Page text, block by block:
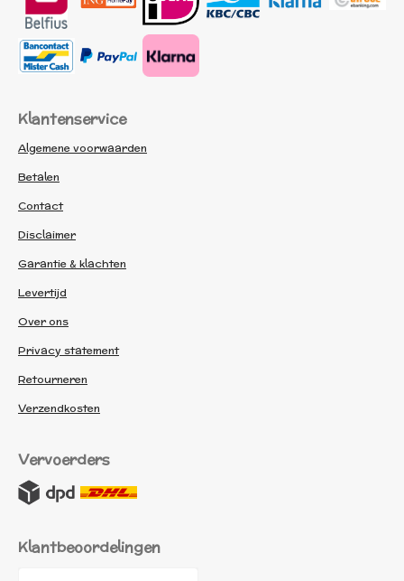
Klantenservice
Algemene voorwaarden
Betalen
Contact
Disclaimer
Garantie & klachten
Levertijd
Over ons
Privacy statement
Retourneren
Verzendkosten
Vervoerders
Klantbeoordelingen